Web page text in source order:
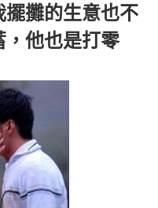
攤的生意也不
，他也是打零